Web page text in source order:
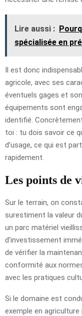
Lire aussi :
spécialisée en
Il est donc
agricole, avec ses
éventuels gages et
équipements sont
identifié.
toi : tu dois savoir ce
d’usage, ce qui est
rapidement.
Les points de
Sur le terrain, on
surestiment la valeur
un parc matériel
d’investissement
de vérifier la
conformité aux
avec les pratiques
Si le domaine est
exemple en